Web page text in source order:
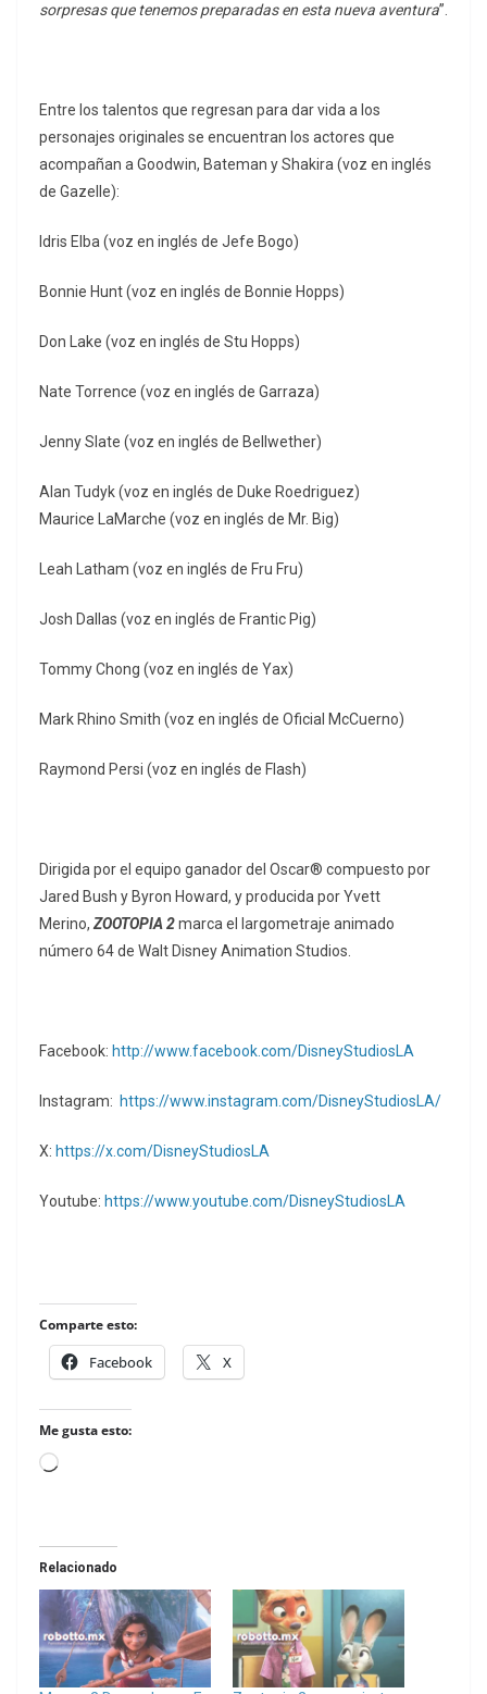
sorpresas que tenemos preparadas en esta nueva aventura”.
Entre los talentos que regresan para dar vida a los
personajes originales se encuentran los actores que
acompañan a Goodwin, Bateman y Shakira (voz en inglés
de Gazelle):
Idris Elba (voz en inglés de Jefe Bogo)
Bonnie Hunt (voz en inglés de Bonnie Hopps)
Don Lake (voz en inglés de Stu Hopps)
Nate Torrence (voz en inglés de Garraza)
Jenny Slate (voz en inglés de Bellwether)
Alan Tudyk (voz en inglés de Duke Roedriguez)
Maurice LaMarche (voz en inglés de Mr. Big)
Leah Latham (voz en inglés de Fru Fru)
Josh Dallas (voz en inglés de Frantic Pig)
Tommy Chong (voz en inglés de Yax)
Mark Rhino Smith (voz en inglés de Oficial McCuerno)
Raymond Persi (voz en inglés de Flash)
Dirigida por el equipo ganador del Oscar® compuesto por
Jared Bush y Byron Howard, y producida por Yvett
Merino, ZOOTOPIA 2marca el largometraje animado
número 64 de Walt Disney Animation Studios.
Facebook: http://www.facebook.com/DisneyStudiosLA
Instagram: https://www.instagram.com/DisneyStudiosLA/
X: https://x.com/DisneyStudiosLA
Youtube: https://www.youtube.com/DisneyStudiosLA
Comparte esto:
Facebook X
Me gusta esto:
Loading…
Relacionado